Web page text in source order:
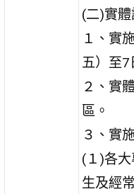
(二)實體
１、實
五）至7
２、實
區。
３、實
(１)各
生及經